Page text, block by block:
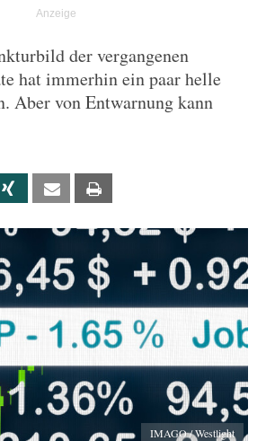
der vergangenen
hat immerhin ein paar helle
Aber von Entwarnung kann
Xing Email
IMAGO / Westlight